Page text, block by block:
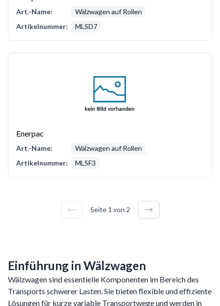
Art.-Name:
Wälzwagen auf Rollen
Artikelnummer:
MLSD7
Enerpac
Art.-Name:
Wälzwagen auf Rollen
Artikelnummer:
MLSF3
Seite 1 von 2
Einführung in Wälzwagen
Wälzwagen sind essentielle Komponenten im Bereich des
Transports schwerer Lasten. Sie bieten flexible und effiziente
Lösungen für kurze variable Transportwege und werden in